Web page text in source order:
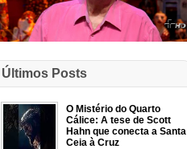
Últimos Posts
O Mistério do Quarto
Cálice: A tese de Scott
Hahn que conecta a Santa
Ceia à Cruz